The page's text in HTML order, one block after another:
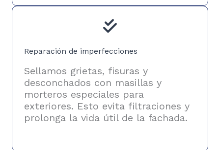
Reparación de imperfecciones
Sellamos grietas, fisuras y
desconchados con masillas y
morteros especiales para
exteriores. Esto evita filtraciones y
prolonga la vida útil de la fachada.